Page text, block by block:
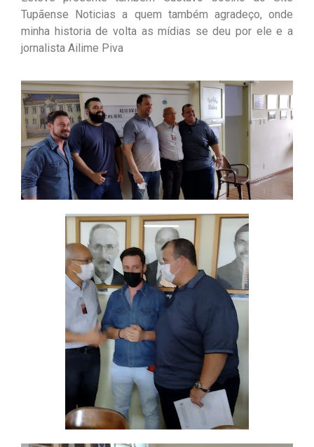
Tupãense Noticias a quem também agradeço, onde
minha historia de volta as mídias se deu por ele e a
jornalista Ailime Piva